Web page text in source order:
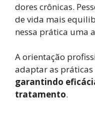
dores crônicas.
de vida mais
nessa prática uma
A orientação
adaptar as práticas
garantindo
tratamento.